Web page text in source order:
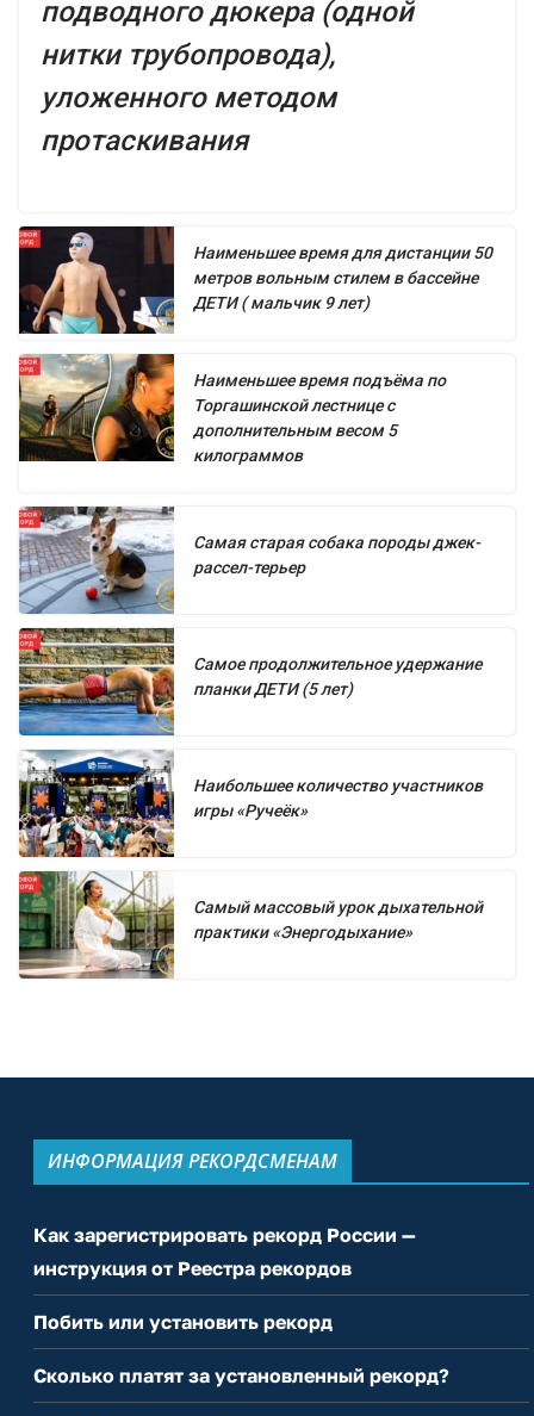
подводного дюкера (одной
нитки трубопровода),
уложенного методом
протаскивания
Наименьшее время для дистанции 50
метров вольным стилем в бассейне
ДЕТИ ( мальчик 9 лет)
Наименьшее время подъёма по
Торгашинской лестнице с
дополнительным весом 5
килограммов
Самая старая собака породы джек-
рассел-терьер
Самое продолжительное удержание
планки ДЕТИ (5 лет)
Наибольшее количество участников
игры «Ручеёк»
Самый массовый урок дыхательной
практики «Энергодыхание»
ИНФОРМАЦИЯ РЕКОРДСМЕНАМ
Как зарегистрировать рекорд России —
инструкция от Реестра рекордов
Побить или установить рекорд
Сколько платят за установленный рекорд?